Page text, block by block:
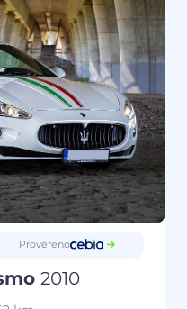
Prověřeno
2010